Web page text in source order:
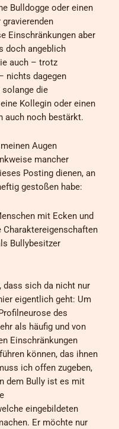
Bulldogge oder einen
Einschränkungen aber
doch angeblich
auch – trotz
nichts dagegen
die
Kollegin oder einen
auch noch bestärkt.
Augen
mancher
Posting dienen, an
gestoßen habe:
mit Ecken und
Charaktereigenschaften
Bullybesitzer
sich da nicht nur
eigentlich geht: Um
des
als häufig und von
Einschränkungen
können, das ihnen
ich offen zugeben,
dem Bully ist es mit
eingebildeten
Er möchte nur